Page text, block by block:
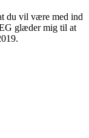
du vil være med ind
glæder mig til at